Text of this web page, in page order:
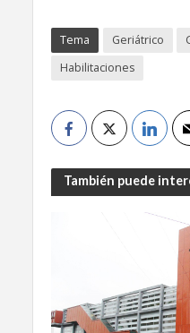
Tema Geriátrico
Habilitaciones
También puede